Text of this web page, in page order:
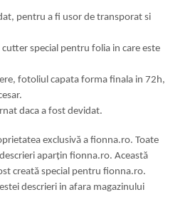
pentru a fi usor de transporat si
special pentru folia in care este
fotoliul capata forma finala in 72h,
daca a fost devidat.
exclusivă a fionna.ro. Toate
aparțin fionna.ro. Această
creată special pentru fionna.ro.
descrieri in afara magazinului